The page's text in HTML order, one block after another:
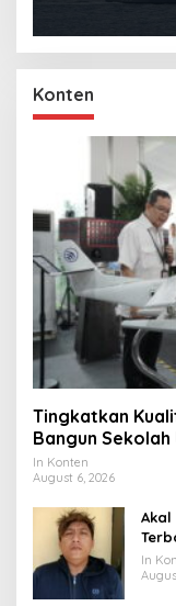
Konten
Tingkatkan
Bangun
Universitas
In Konten
August 6, 2026
Akal
In